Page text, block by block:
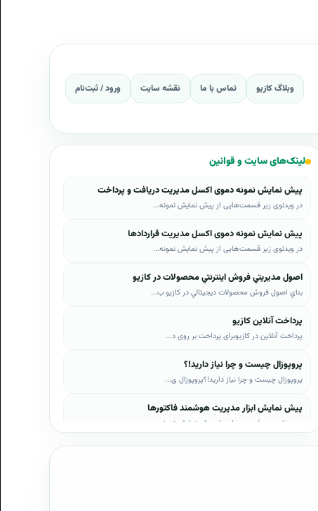
وبلاگ کازیو تماس با ما نقشه سایت ورود / ثبت‌نام
لینک‌های سایت و قوانین
پیش نمایش نمونه دموی اکسل مدیریت دریافت و پرداخت
در ویدئوی زیر قسمت‌هایی از پیش نمایش نمونه...
پیش نمایش نمونه دموی اکسل مدیریت قراردادها
در ویدئوی زیر قسمت‌هایی از پیش نمایش نمونه...
اصول مديريتي فروش اينترنتي محصولات در کازيو
بناي اصول فروش محصولات ديجيتالي در کازيو ب...
پرداخت آنلاین کازیو
پرداخت آنلاین در کازیوبرای پرداخت بر روی د...
پروپوزال چیست و چرا نیاز دارید!؟
پروپوزال چیست و چرا نیاز دارید!؟پروپوزال ی...
پیش نمایش ابزار مدیریت هوشمند فاکتورها
در ویدئوی زیر قسمت‌هایی از پیش نمایش نمونه...